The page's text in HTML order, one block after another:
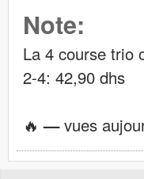
Note:
La 4 course trio
2-4: 42,90 dhs
🔥—vues